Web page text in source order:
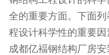
全的重要方面。下面
程设计科学性的重要因
成都亿褔钢结构厂房安